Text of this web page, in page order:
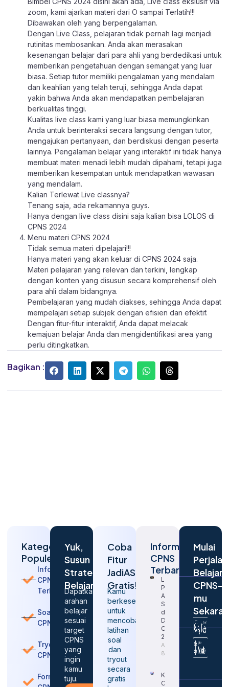
zoom, kami ajarkan materi dari O sampai Terlatih!!!
Dibawakan oleh yang berpengalaman.
Dengan Live Class, pelajaran tidak pernah lagi menjadi
rutinitas membosankan. Anda akan merasakan
kesenangan belajar dari para ahli yang berdedikasi untuk
memberikan pengetahuan dengan semangat yang luar
biasa. Setiap tutor memiliki pengalaman yang mendalam
dan keahlian yang telah teruji, sehingga Anda dapat
yakin bahwa Anda akan mendapatkan pembelajaran
berkualitas tinggi.
Kualitas live class kami yang luar biasa memungkinkan
Anda untuk berinteraksi secara langsung dengan tutor,
mengajukan pertanyaan, dan berdiskusi dengan peserta
lainnya. Pengalaman belajar yang interaktif ini tidak hanya
membuat materi menadi lebih mudah dipahami, tetapi juga
memberikan kesempatan untuk mendapatkan wawasan
yang mendalam.
Kalian Terlewat Live classnya?
Tenang saja, ada rekamannya guys.
Hanya dengan live class disini saja kalian bisa LOLOS di
CPNS 2024
Menu materi CPNS 2024
Tidak semua materi dipelajari!!!
Hanya materi yang akan keluar di CPNS 2024 saja.
Materi pelajaran yang relevan dan terkini, lengkap
dengan konten yang disusun secara komprehensif oleh
para ahli dalam bidangnya.
Pembelajaran yang mudah diakses, sehingga Anda dapat
mempelajari setiap subjek dengan efisien dan efektif.
Dengan fitur-fitur interaktif, Anda dapat melacak
kemajuan belajar Anda dan mengidentifikasi area yang
perlu ditingkatkan.
Bagikan :
Kategori
Populer
Informasi
CPNS
Terbaru
Soal
CPNS
Tryout
CPNS
Formasi
Yuk,
Susun
Strategi
Belajarmu
Dapatkan
arahan
belajar
sesuai
target
CPNS
yang
ingin
kamu
tuju.
Coba
Fitur
JadiASN
Gratis!
Kamu
berkesempatan
untuk
mencoba
latihan
soal
dan
tryout
secara
gratis
Informasi
CPNS
Terbaru
Langkah
Penting
Agar
Sukses
dalam
Daftar
CPNS
2026
August
8, 2026
Kapan
CPNS
Mulai
Belajar
CPNS-
mu